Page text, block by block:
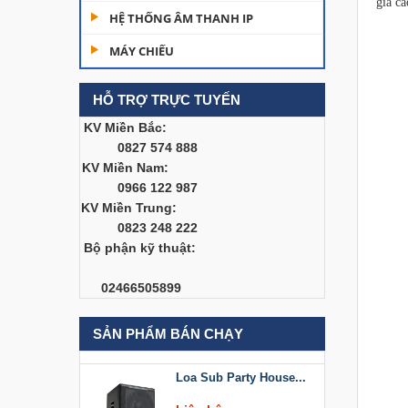
HỆ THỐNG ÂM THANH IP
MÁY CHIẾU
HỖ TRỢ TRỰC TUYẾN
KV Miền Bắc:
0827 574 888
KV Miền Nam:
0966 122 987
KV Miền Trung:
0823 248 222
Bộ phận kỹ thuật:
02466505899
SẢN PHẨM BÁN CHẠY
Dàn âm thanh hội
trường...
Bàn Mixer
Allen&Heath...
Liên hệ
Bàn Mixer
Liên hệ
Loa Sub Party House
D218
Liên hệ
Loa Sub Party House...
Liên hệ